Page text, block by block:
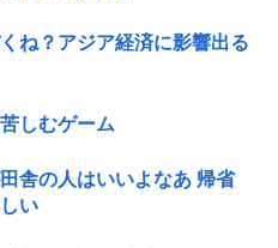
ね？アジア経済に影響出る
しむゲーム
舎の人はいいよなあ 帰省
い